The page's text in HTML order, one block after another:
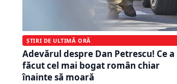
ȘTIRI DE ULTIMĂ ORĂ
Adevărul despre Dan Petrescu! Ce a
făcut cel mai bogat român chiar
înainte să moară